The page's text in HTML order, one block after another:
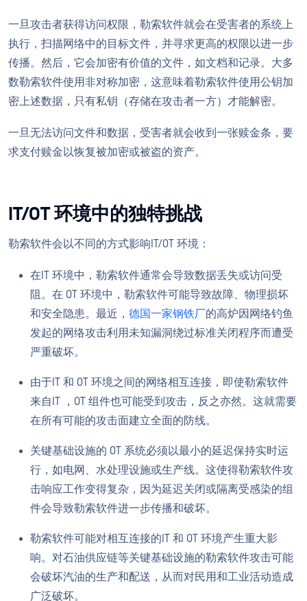
一旦攻击者获得访问权限，勒索软件就会在受害者的系统上
执行，扫描网络中的目标文件，并寻求更高的权限以进一步
传播。然后，它会加密有价值的文件，如文档和记录。大多
数勒索软件使用非对称加密，这意味着勒索软件使用公钥加
密上述数据，只有私钥（存储在攻击者一方）才能解密。
一旦无法访问文件和数据，受害者就会收到一张赎金条，要
求支付赎金以恢复被加密或被盗的资产。
IT/OT 环境中的独特挑战
勒索软件会以不同的方式影响IT/OT 环境：
在IT 环境中，勒索软件通常会导致数据丢失或访问受
阻。在 OT 环境中，勒索软件可能导致故障、物理损坏
和安全隐患。最近， 德国一家钢铁厂的高炉因网络钓鱼
发起的网络攻击利用未知漏洞绕过标准关闭程序而遭受
严重破坏。
由于IT 和 OT 环境之间的网络相互连接，即使勒索软件
来自IT ，OT 组件也可能受到攻击，反之亦然。这就需要
在所有可能的攻击面建立全面的防线。
关键基础设施的 OT 系统必须以最小的延迟保持实时运
行，如电网、水处理设施或生产线。这使得勒索软件攻
击响应工作变得复杂，因为延迟关闭或隔离受感染的组
件会导致勒索软件进一步传播和破坏。
勒索软件可能对相互连接的IT 和 OT 环境产生重大影
响。对石油供应链等关键基础设施的勒索软件攻击可能
会破坏汽油的生产和配送，从而对民用和工业活动造成
广泛破坏。